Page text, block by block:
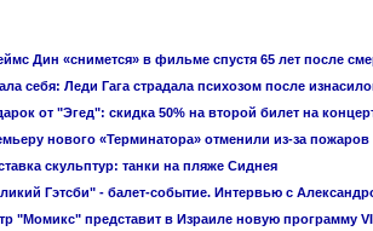
Дин «снимется» в фильме спустя 65 лет после
себя: Леди Гага страдала психозом после
от "Эгед": скидка 50% на второй билет на
нового «Терминатора» отменили из-за пожаров
скульптур: танки на пляже Сиднея
Гэтсби" - балет-событие. Интервью с
"Момикс" представит в Израиле новую программу